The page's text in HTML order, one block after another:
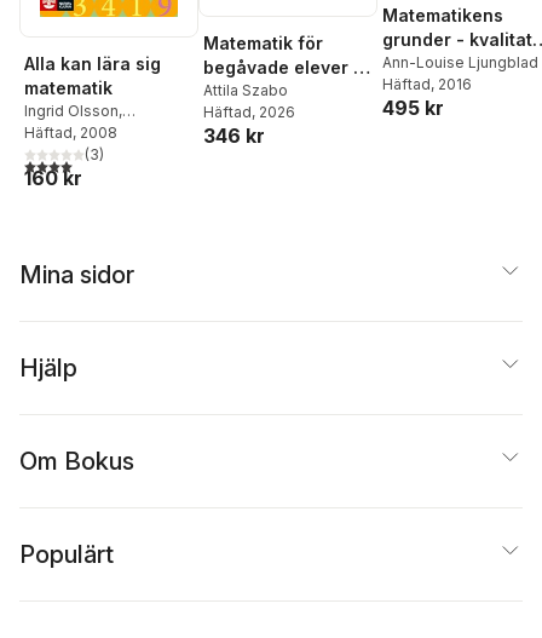
Alla kan lära sig
matematik
Ingrid Olsson,
Margareta Forsbäck
Häftad, 2008
4,0utav 5 stjärnor. Totalt antal röster:
(3)
160 kr
Matematik för
begåvade elever :
bemötande och
undervisning som
stöttar
Attila Szabo
Häftad, 2026
346 kr
Matematikens
grunder -
kartläggning
Ann-Louise Ljungblad
Häftad, 2016
495 kr
Mina sidor
Hjälp
Om Bokus
Populärt